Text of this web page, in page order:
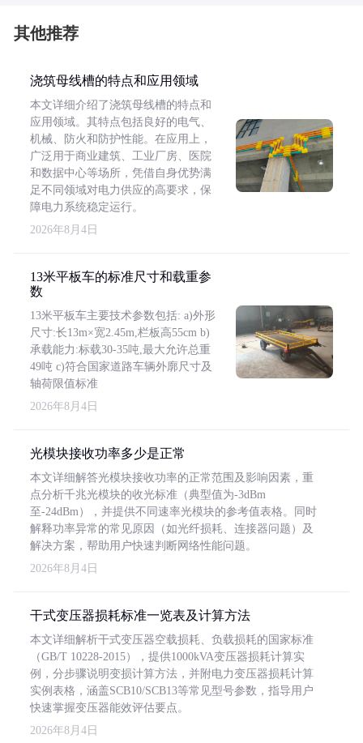
其他推荐
浇筑母线槽的特点和应用领域
本文详细介绍了浇筑母线槽的特点和
应用领域。其特点包括良好的电气、
机械、防火和防护性能。在应用上，
广泛用于商业建筑、工业厂房、医院
和数据中心等场所，凭借自身优势满
足不同领域对电力供应的高要求，保
障电力系统稳定运行。
2026年8月4日
13米平板车的标准尺寸和载重参
数
13米平板车主要技术参数包括: a)外形
尺寸:长13m×宽2.45m,栏板高55cm b)
承载能力:标载30-35吨,最大允许总重
49吨 c)符合国家道路车辆外廓尺寸及
轴荷限值标准
2026年8月4日
光模块接收功率多少是正常
本文详细解答光模块接收功率的正常范围及影响因素，重
点分析千兆光模块的收光标准（典型值为-3dBm
至-24dBm），并提供不同速率光模块的参考值表格。同时
解释功率异常的常见原因（如光纤损耗、连接器问题）及
解决方案，帮助用户快速判断网络性能问题。
2026年8月4日
干式变压器损耗标准一览表及计算方法
本文详细解析干式变压器空载损耗、负载损耗的国家标准
（GB/T 10228-2015），提供1000kVA变压器损耗计算实
例，分步骤说明变损计算方法，并附电力变压器损耗计算
实例表格，涵盖SCB10/SCB13等常见型号参数，指导用户
快速掌握变压器能效评估要点。
2026年8月4日